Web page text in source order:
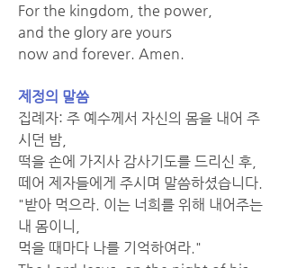
For the kingdom, the power,
and the glory are yours
now and forever. Amen.
제정의 말씀
집례자: 주 예수께서 자신의 몸을 내어 주
시던 밤,
떡을 손에 가지사 감사기도를 드리신 후,
떼어 제자들에게 주시며 말씀하셨습니다.
"받아 먹으라. 이는 너희를 위해 내어주는
내 몸이니,
먹을 때마다 나를 기억하여라."